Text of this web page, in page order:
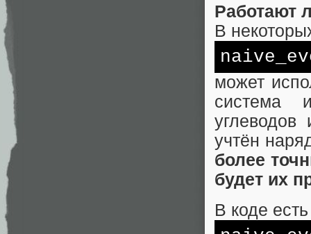
Работают
В
может
система
учтён
более
будет их
В коде